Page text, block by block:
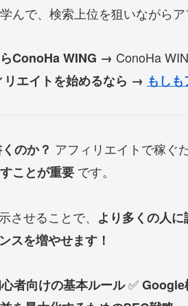
んで、検索上位を狙いながら
ConoHa WING → ConoHa
リエイトを始めるなら → もし
のか？ アフィリエイトで稼ぐ
ことが重要 です。
させることで、 より多くの人
スを増やせます！
者向けの基本ルール✅Google